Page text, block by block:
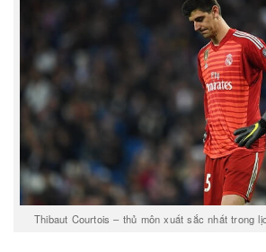
Thibaut Courtois – thủ môn xuất sắc nhất trong